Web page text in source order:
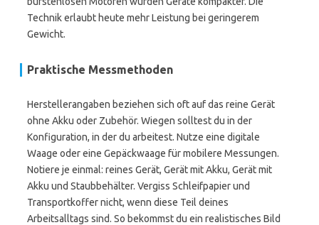
Technik erlaubt heute mehr Leistung bei geringerem
Gewicht.
Praktische Messmethoden
Herstellerangaben beziehen sich oft auf das reine Gerät
ohne Akku oder Zubehör. Wiegen solltest du in der
Konfiguration, in der du arbeitest. Nutze eine digitale
Waage oder eine Gepäckwaage für mobilere Messungen.
Notiere je einmal: reines Gerät, Gerät mit Akku, Gerät mit
Akku und Staubbehälter. Vergiss Schleifpapier und
Transportkoffer nicht, wenn diese Teil deines
Arbeitsalltags sind. So bekommst du ein realistisches Bild